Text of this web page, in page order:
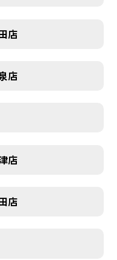
店
店
店
店